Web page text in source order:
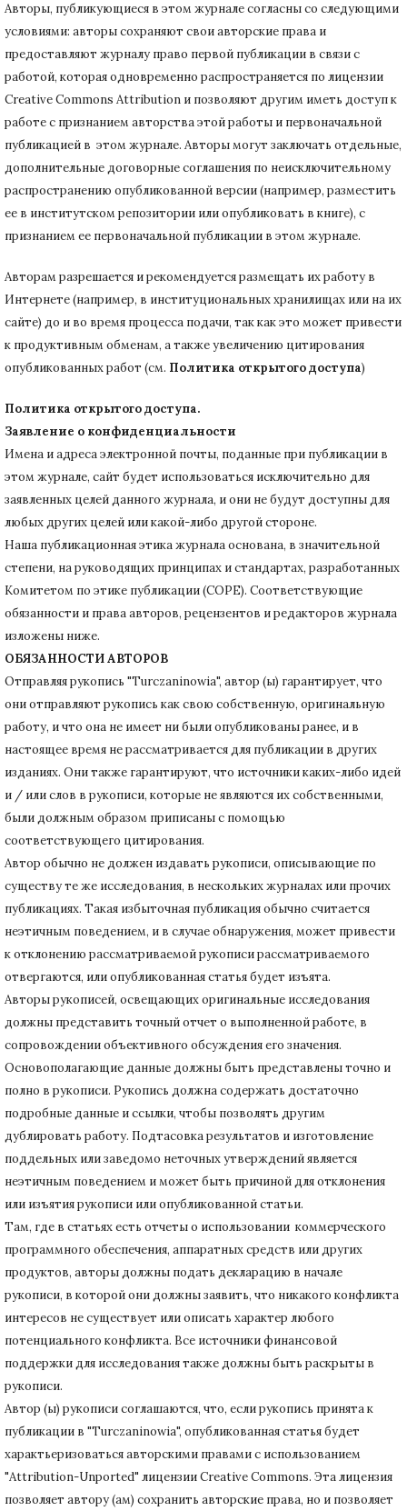
Авторы, публикующиеся в этом журнале согласны со следующими
условиями: авторы сохраняют свои авторские права и
предоставляют журналу право первой публикации в связи с
работой, которая одновременно распространяется по лицензии
Creative Commons Attribution и позволяют другим иметь доступ к
работе с признанием авторства этой работы и первоначальной
публикацией в этом журнале. Авторы могут заключать отдельные,
дополнительные договорные соглашения по неисключительному
распространению опубликованной версии (например, разместить
ее в институтском репозитории или опубликовать в книге), с
признанием ее первоначальной публикации в этом журнале.
Авторам разрешается и рекомендуется размещать их работу в
Интернете (например, в институциональных хранилищах или на их
сайте) до и во время процесса подачи, так как это может привести
к продуктивным обменам, а также увеличению цитирования
опубликованных работ (см. Политика открытого доступа)
Политика открытого доступа.
Заявление о конфиденциальности
Имена и адреса электронной почты, поданные при публикации в
этом журнале, сайт будет использоваться исключительно для
заявленных целей данного журнала, и они не будут доступны для
любых других целей или какой-либо другой стороне.
Наша публикационная этика журнала основана, в значительной
степени, на руководящих принципах и стандартах, разработанных
Комитетом по этике публикации (COPE). Соответствующие
обязанности и права авторов, рецензентов и редакторов журнала
изложены ниже.
ОБЯЗАННОСТИ АВТОРОВ
Отправляя рукопись "Turczaninowia", автор (ы) гарантирует, что
они отправляют рукопись как свою собственную, оригинальную
работу, и что она не имеет ни были опубликованы ранее, и в
настоящее время не рассматривается для публикации в других
изданиях. Они также гарантируют, что источники каких-либо идей
и / или слов в рукописи, которые не являются их собственными,
были должным образом приписаны с помощью
соответствующего цитирования.
Автор обычно не должен издавать рукописи, описывающие по
существу те же исследования, в нескольких журналах или прочих
публикациях. Такая избыточная публикация обычно считается
неэтичным поведением, и в случае обнаружения, может привести
к отклонению рассматриваемой рукописи рассматриваемого
отвергаются, или опубликованная статья будет изъята.
Авторы рукописей, освещающих оригинальные исследования
должны представить точный отчет о выполненной работе, в
сопровождении объективного обсуждения его значения.
Основополагающие данные должны быть представлены точно и
полно в рукописи. Рукопись должна содержать достаточно
подробные данные и ссылки, чтобы позволять другим
дублировать работу. Подтасовка результатов и изготовление
поддельных или заведомо неточных утверждений является
неэтичным поведением и может быть причиной для отклонения
или изъятия рукописи или опубликованной статьи.
Там, где в статьях есть отчеты о использовании коммерческого
программного обеспечения, аппаратных средств или других
продуктов, авторы должны подать декларацию в начале
рукописи, в которой они должны заявить, что никакого конфликта
интересов не существует или описать характер любого
потенциального конфликта. Все источники финансовой
поддержки для исследования также должны быть раскрыты в
рукописи.
Автор (ы) рукописи соглашаются, что, если рукопись принята к
публикации в "Turczaninowia", опубликованная статья будет
характьеризоваться авторскими правами с использованием
"Attribution-Unported" лицензии Creative Commons. Эта лицензия
позволяет автору (ам) сохранить авторские права, но и позволяет